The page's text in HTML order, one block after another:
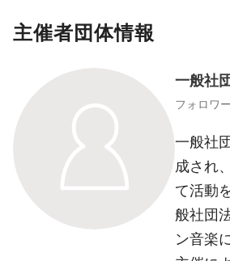
主催者団体情報
一般社
フォロワ
一般社
成され
て活動
般社団
ン音楽